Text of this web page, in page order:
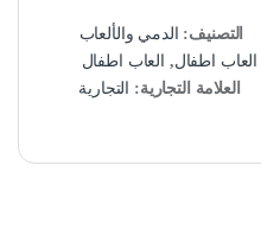
التصنيف: الدمي والألعاب
العاب اطفال, العاب اطفال
العلامة التجارية:
التجارية